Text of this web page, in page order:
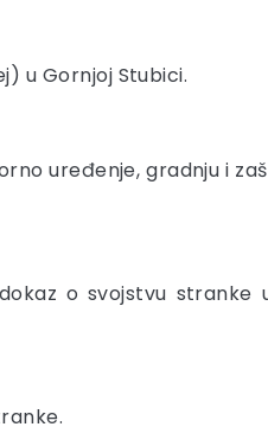
u Gornjoj Stubici.
uređenje, gradnju i
o svojstvu stranke